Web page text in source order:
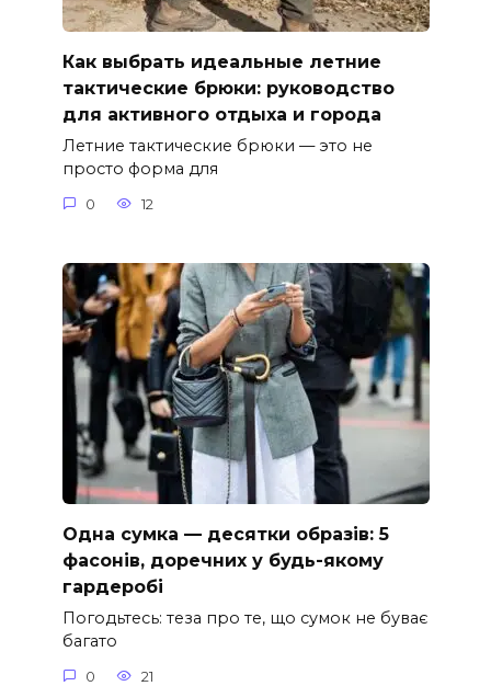
Как выбрать идеальные летние
тактические брюки: руководство
для активного отдыха и города
Летние тактические брюки — это не
просто форма для
0 12
Одна сумка — десятки образів: 5
фасонів, доречних у будь-якому
гардеробі
Погодьтесь: теза про те, що сумок не буває
багато
0 21